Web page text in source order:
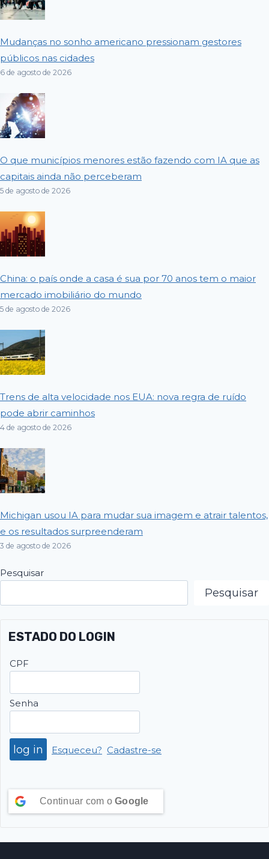
Mudanças no sonho americano pressionam gestores
públicos nas cidades
6 de agosto de 2026
O que municípios menores estão fazendo com IA que as
capitais ainda não perceberam
5 de agosto de 2026
China: o país onde a casa é sua por 70 anos tem o maior
mercado imobiliário do mundo
5 de agosto de 2026
Trens de alta velocidade nos EUA: nova regra de ruído
pode abrir caminhos
4 de agosto de 2026
Michigan usou IA para mudar sua imagem e atrair talentos,
e os resultados surpreenderam
3 de agosto de 2026
Pesquisar
Pesquisar
ESTADO DO LOGIN
CPF
Senha
Esqueceu? Cadastre-se
Continuar com o Google